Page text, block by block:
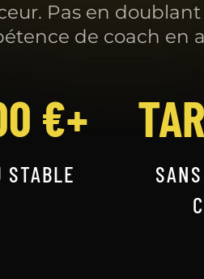
Pas en
de coach en
€+
STABLE